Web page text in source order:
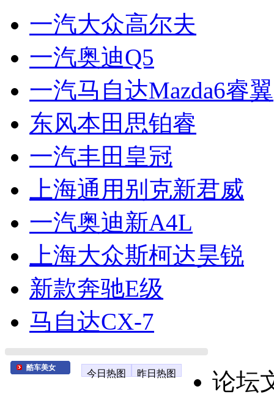
一汽大众高尔夫
一汽奥迪Q5
一汽马自达Mazda6睿翼
东风本田思铂睿
一汽丰田皇冠
上海通用别克新君威
一汽奥迪新A4L
上海大众斯柯达昊锐
新款奔驰E级
马自达CX-7
酷车美女
今日热图 昨日热图
论坛